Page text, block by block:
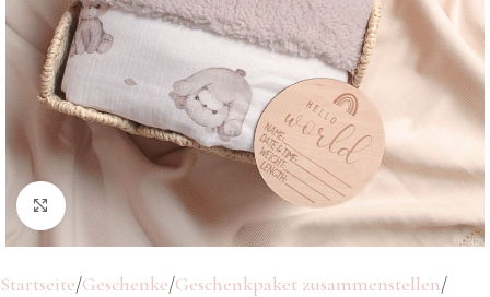
Klicken Sie hier, um zu vergrößern
Startseite Geschenke Geschenkpaket zusammenstellen